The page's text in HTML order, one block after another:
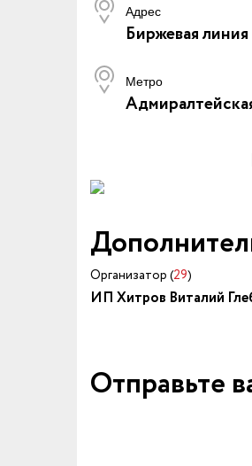
Адрес
Биржевая
Метро
Организатор (29)
ИП Хитров Виталий
Отправьте